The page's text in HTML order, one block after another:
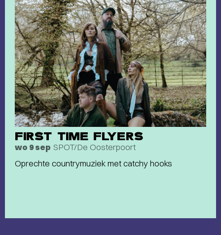
FIRST TIME FLYERS
wo 9 sep SPOT/De Oosterpoort
Oprechte countrymuziek met catchy hooks